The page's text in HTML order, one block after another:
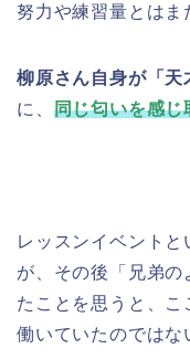
努力や練習量とはま
柳原さん自身が「天
に、 同じ匂いを感じ
レッスンイベントと
が、その後「兄弟の
たことを思うと、
働いていたのではな